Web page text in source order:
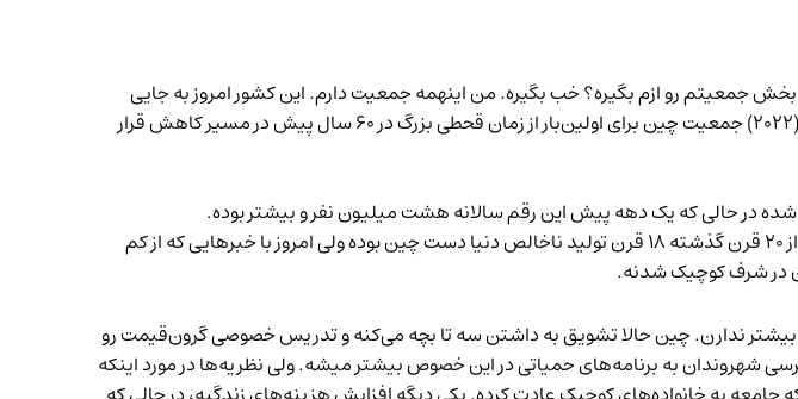
جمعیتم رو ازم بگیره؟ خب بگیره. من اینهمه جمعیت دارم. این کشور امروز به جایی
رسیده که کم شدن جمعیتش نه تنها تهدید جدی برای خودش، که تاثیرگذار در کل جهانه. امسال (۲۰۲۲) جمعیت چین برای اولین‌‌‌بار از زمان قحطی بزرگ در ۶۰ سال پیش در مسیر کاهش قرار
منتشر شده می‌گه که از ۲۰ قرن گذشته ۱۸ قرن تولید ناخالص دنیا دست چین بوده ولی امروز با خبرهایی که از کم
در شرف کوچیک شدنه.
زوج‌ها همچنان تمایلی به بچه‌ی بیشتر ندارن. چین حالا تشویق به داشتن سه تا بچه می‌کنه و تدریس خصوصی گرون‌قیمت رو
شهروندان به برنامه‌های حمیاتی در این خصوص بیشتر میشه. ولی نظریه‌ها در مورد اینکه